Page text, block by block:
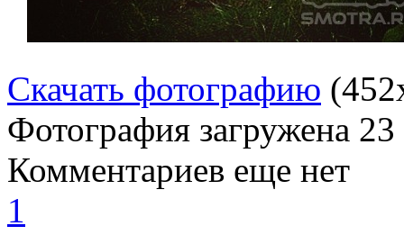
Скачать фотографию
Фотография загружена
Комментариев еще нет
1